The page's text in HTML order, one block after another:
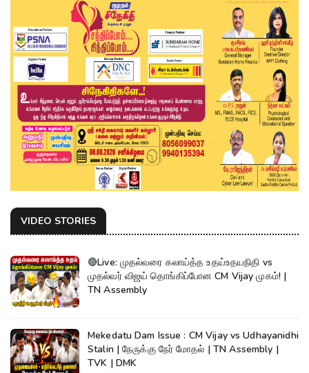
VIDEO STORIES
🔴Live: முதல்வரை கலாய்த்த உதய்உதயநிதி vs
முதல்வர் விஜய் தொங்கிப்போன CM Vijay முகம்! |
TN Assembly
Mekedatu Dam Issue : CM Vijay vs Udhayanidhi
Stalin | நேருக்கு நேர் மோதல் | TN Assembly |
TVK | DMK